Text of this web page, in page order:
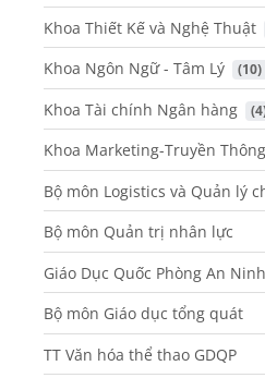
Khoa Thiết Kế và Nghệ Thuật
Khoa Ngôn Ngữ - Tâm Lý (10)
Khoa Tài chính Ngân hàng
Khoa Marketing-Truyền Thông
Bộ môn Logistics và Quản lý
Bộ môn Quản trị nhân lực
Giáo Dục Quốc Phòng An Ninh
Bộ môn Giáo dục tổng quát
TT Văn hóa thể thao GDQP